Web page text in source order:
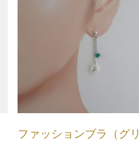
ファッションブラ（グリ